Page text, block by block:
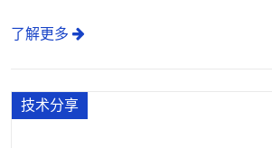
了解更多
技术分享